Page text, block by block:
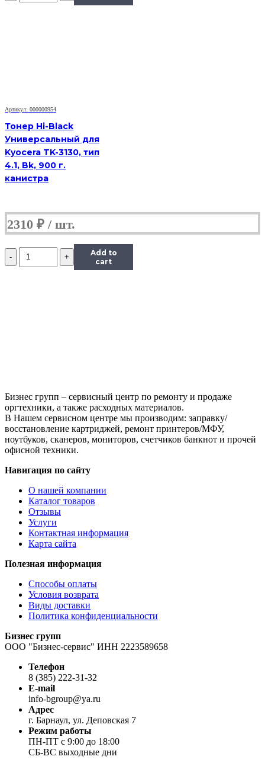
Y,
585
г,
канистра
Артикул: 000000954
Тонер Hi-Black
Универсальный для
Kyocera TK-3130, тип
4.1, Bk, 900 г.
канистра
2310 ₽
Количество
Тонер
г,
канистра
Add to
cart
Бизнес групп – сервисный центр по ремонту и продаже
оргтехники, а также расходных материалов.
В Нашем сервисном центре мы производим: заправку/
восстановление картриджей, ремонт принтеров/МФУ,
ноутбуков, сканеров, мониторов, счетчиков банкнот и прочей
офисной техники.
Навигация по сайту
О нашей компании
Каталог товаров
Отзывы
Услуги
Контактная информация
Карта сайта
Полезная информация
Способы оплаты
Условия возврата
Виды доставки
Политика конфиденциальности
Бизнес групп
ООО "Бизнес-сервис" ИНН 2223589658
Телефон
8 (385) 222-31-32
E-mail
info-bgroup@ya.ru
Адрес
г. Барнаул, ул. Деповская 7
Режим работы
ПН-ПТ с 9:00 до 18:00
СБ-ВС выходные дни